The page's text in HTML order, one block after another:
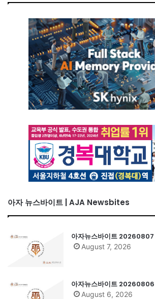
아자 뉴스바이트 | AJA Newsbites
아자뉴스바이트 20260807
August 7, 2026
아자뉴스바이트 20260806
August 6, 2026